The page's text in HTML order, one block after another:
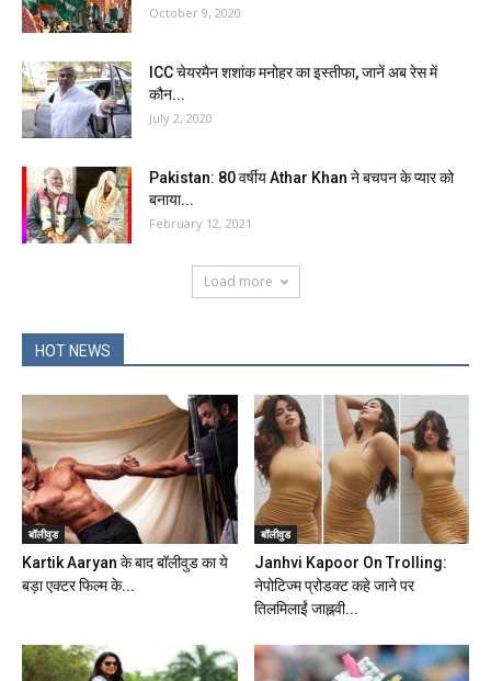
October 9, 2020
ICC चेयरमैन शशांक मनोहर का इस्तीफा, जानें अब रेस में
कौन...
July 2, 2020
Pakistan: 80 वर्षीय Athar Khan ने बचपन के प्यार को
बनाया...
February 12, 2021
Load more
HOT NEWS
बॉलीवुड
Kartik Aaryan के बाद बॉलीवुड का ये
बड़ा एक्टर फिल्म के...
बॉलीवुड
Janhvi Kapoor On Trolling:
नेपोटिज्म प्रोडक्ट कहे जाने पर
तिलमिलाईं जाह्नवी...